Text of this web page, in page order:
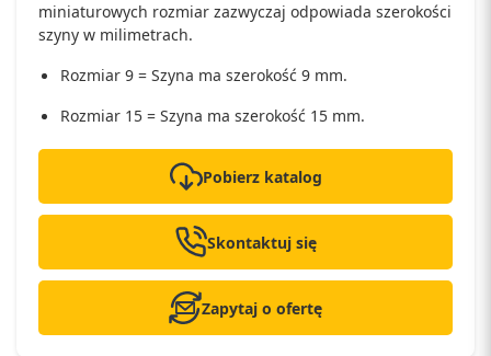
miniaturowych rozmiar zazwyczaj odpowiada szerokości
szyny w milimetrach.
Rozmiar 9 = Szyna ma szerokość 9 mm.
Rozmiar 15 = Szyna ma szerokość 15 mm.
Pobierz katalog
Skontaktuj się
Zapytaj o ofertę